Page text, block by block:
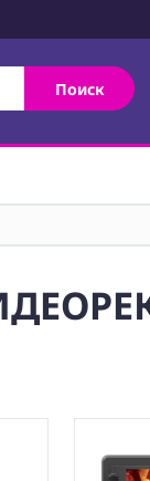
Поиск